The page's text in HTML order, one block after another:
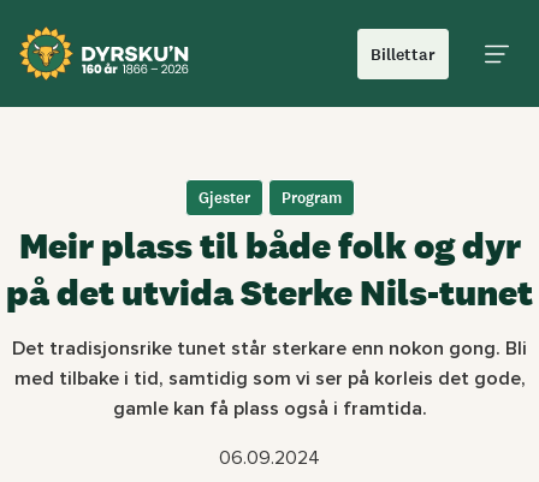
Billettar
Gjester Program
Meir plass til både folk og dyr
på det utvida Sterke Nils-tunet
Det tradisjonsrike tunet står sterkare enn nokon gong. Bli
med tilbake i tid, samtidig som vi ser på korleis det gode,
gamle kan få plass også i framtida.
06.09.2024